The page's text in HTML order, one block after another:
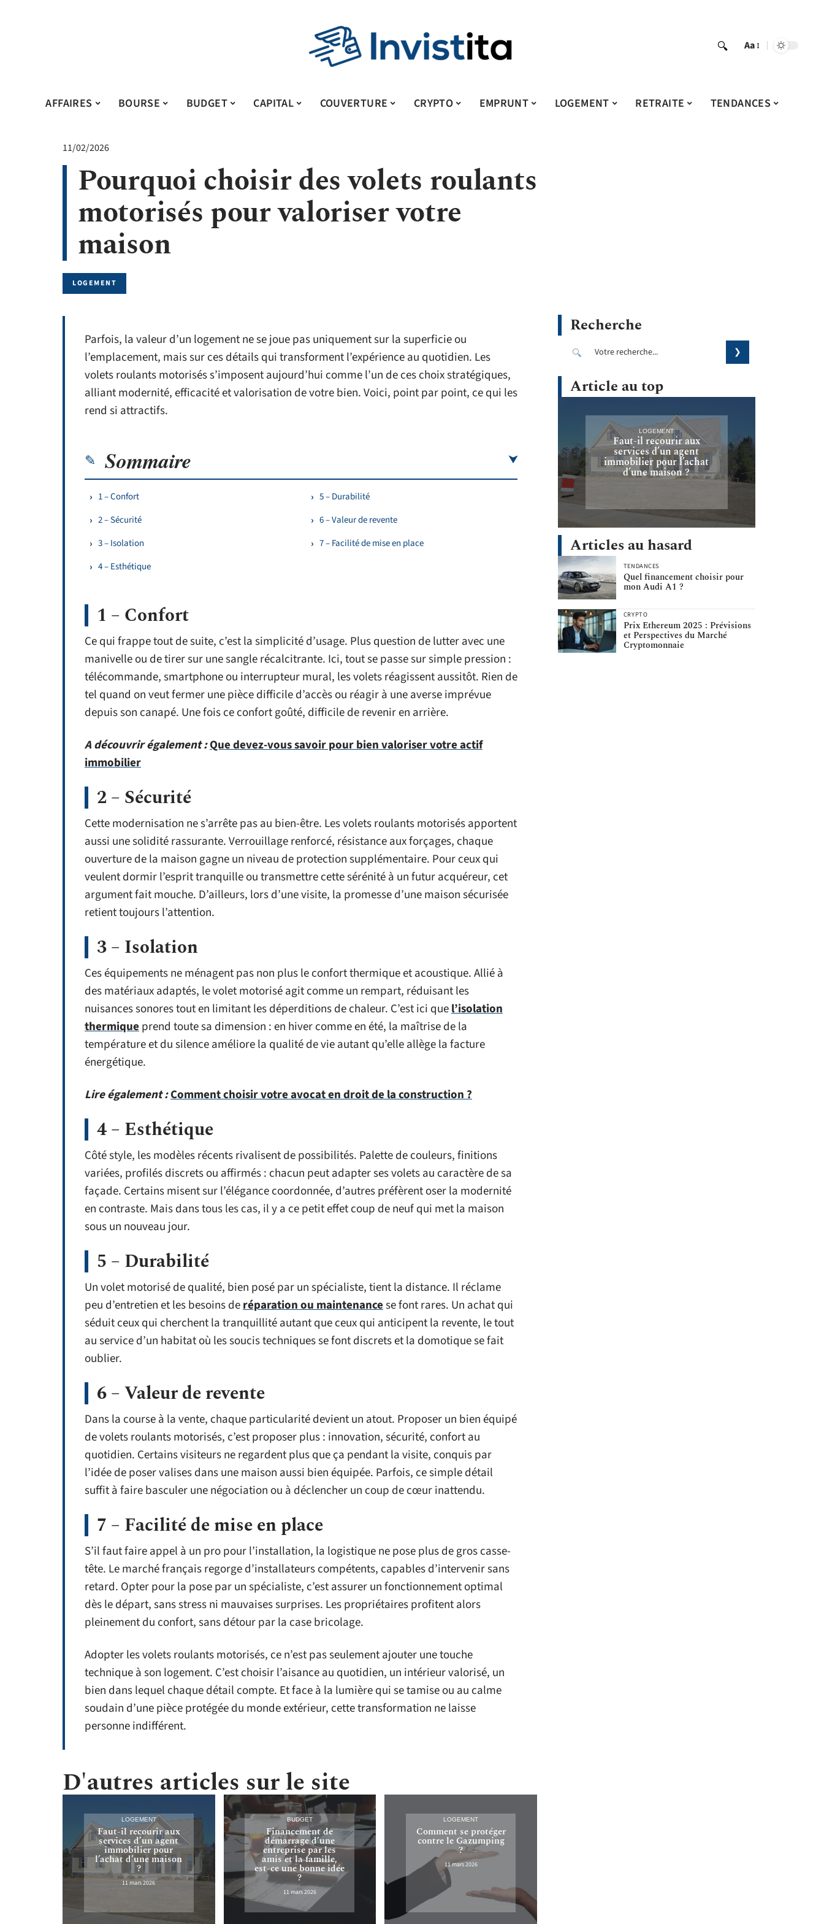
Aa
AFFAIRES BOURSE BUDGET CAPITAL COUVERTURE CRYPTO EMPRUNT LOGEMENT RETRAITE TENDANCES
11/02/2026
Pourquoi choisir des volets roulants
motorisés pour valoriser votre
maison
LOGEMENT
Parfois, la valeur d’un logement ne se joue pas uniquement sur la superficie ou
l’emplacement, mais sur ces détails qui transforment l’expérience au quotidien. Les
volets roulants motorisés s’imposent aujourd’hui comme l’un de ces choix stratégiques,
alliant modernité, efficacité et valorisation de votre bien. Voici, point par point, ce qui les
rend si attractifs.
Sommaire
1 – Confort
2 – Sécurité
3 – Isolation
4 – Esthétique
5 – Durabilité
6 – Valeur de revente
7 – Facilité de mise en place
1 – Confort
Ce qui frappe tout de suite, c’est la simplicité d’usage. Plus question de lutter avec une
manivelle ou de tirer sur une sangle récalcitrante. Ici, tout se passe sur simple pression :
télécommande, smartphone ou interrupteur mural, les volets réagissent aussitôt. Rien de
tel quand on veut fermer une pièce difficile d’accès ou réagir à une averse imprévue
depuis son canapé. Une fois ce confort goûté, difficile de revenir en arrière.
A découvrir également :Que devez-vous savoir pour bien valoriser votre actif
immobilier
2 – Sécurité
Cette modernisation ne s’arrête pas au bien-être. Les volets roulants motorisés apportent
aussi une solidité rassurante. Verrouillage renforcé, résistance aux forçages, chaque
ouverture de la maison gagne un niveau de protection supplémentaire. Pour ceux qui
veulent dormir l’esprit tranquille ou transmettre cette sérénité à un futur acquéreur, cet
argument fait mouche. D’ailleurs, lors d’une visite, la promesse d’une maison sécurisée
retient toujours l’attention.
3 – Isolation
Ces équipements ne ménagent pas non plus le confort thermique et acoustique. Allié à
des matériaux adaptés, le volet motorisé agit comme un rempart, réduisant les
nuisances sonores tout en limitant les déperditions de chaleur. C’est ici quel’isolation
thermiqueprend toute sa dimension : en hiver comme en été, la maîtrise de la
température et du silence améliore la qualité de vie autant qu’elle allège la facture
énergétique.
Lire également :Comment choisir votre avocat en droit de la construction ?
4 – Esthétique
Côté style, les modèles récents rivalisent de possibilités. Palette de couleurs, finitions
variées, profilés discrets ou affirmés : chacun peut adapter ses volets au caractère de sa
façade. Certains misent sur l’élégance coordonnée, d’autres préfèrent oser la modernité
en contraste. Mais dans tous les cas, il y a ce petit effet coup de neuf qui met la maison
sous un nouveau jour.
5 – Durabilité
Un volet motorisé de qualité, bien posé par un spécialiste, tient la distance. Il réclame
peu d’entretien et les besoins deréparation ou maintenancese font rares. Un achat qui
séduit ceux qui cherchent la tranquillité autant que ceux qui anticipent la revente, le tout
au service d’un habitat où les soucis techniques se font discrets et la domotique se fait
oublier.
6 – Valeur de revente
Dans la course à la vente, chaque particularité devient un atout. Proposer un bien équipé
de volets roulants motorisés, c’est proposer plus : innovation, sécurité, confort au
quotidien. Certains visiteurs ne regardent plus que ça pendant la visite, conquis par
l’idée de poser valises dans une maison aussi bien équipée. Parfois, ce simple détail
suffit à faire basculer une négociation ou à déclencher un coup de cœur inattendu.
7 – Facilité de mise en place
S’il faut faire appel à un pro pour l’installation, la logistique ne pose plus de gros casse-
tête. Le marché français regorge d’installateurs compétents, capables d’intervenir sans
retard. Opter pour la pose par un spécialiste, c’est assurer un fonctionnement optimal
dès le départ, sans stress ni mauvaises surprises. Les propriétaires profitent alors
pleinement du confort, sans détour par la case bricolage.
Adopter les volets roulants motorisés, ce n’est pas seulement ajouter une touche
technique à son logement. C’est choisir l’aisance au quotidien, un intérieur valorisé, un
bien dans lequel chaque détail compte. Et face à la lumière qui se tamise ou au calme
soudain d’une pièce protégée du monde extérieur, cette transformation ne laisse
personne indifférent.
D'autres articles sur le site
LOGEMENT
Faut-il recourir aux
services d’un agent
immobilier pour
l’achat d’une maison
?
11 mars 2026
BUDGET
Financement de
démarrage d’une
entreprise par les
amis et la famille,
est-ce une bonne idée
?
11 mars 2026
LOGEMENT
Comment se protéger
contre le Gazumping
?
11 mars 2026
Recherche
Article au top
LOGEMENT
Faut-il recourir aux
services d’un agent
immobilier pour l’achat
d’une maison ?
Articles au hasard
TENDANCES
Quel financement choisir pour
mon Audi A1 ?
CRYPTO
Prix Ethereum 2025 : Prévisions
et Perspectives du Marché
Cryptomonnaie